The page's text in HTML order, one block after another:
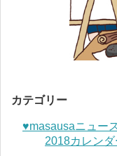
カテゴリー
♥︎masausaニュー
2018カレンダ